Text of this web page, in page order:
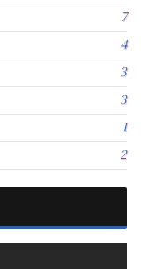
7
4
3
3
1
2